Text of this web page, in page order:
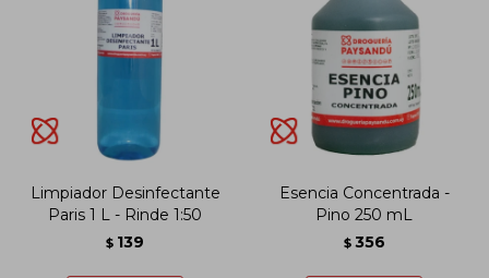
Limpiador Desinfectante
Paris 1 L - Rinde 1:50
$ 139
Esencia Concentrada -
Pino 250 mL
$ 356